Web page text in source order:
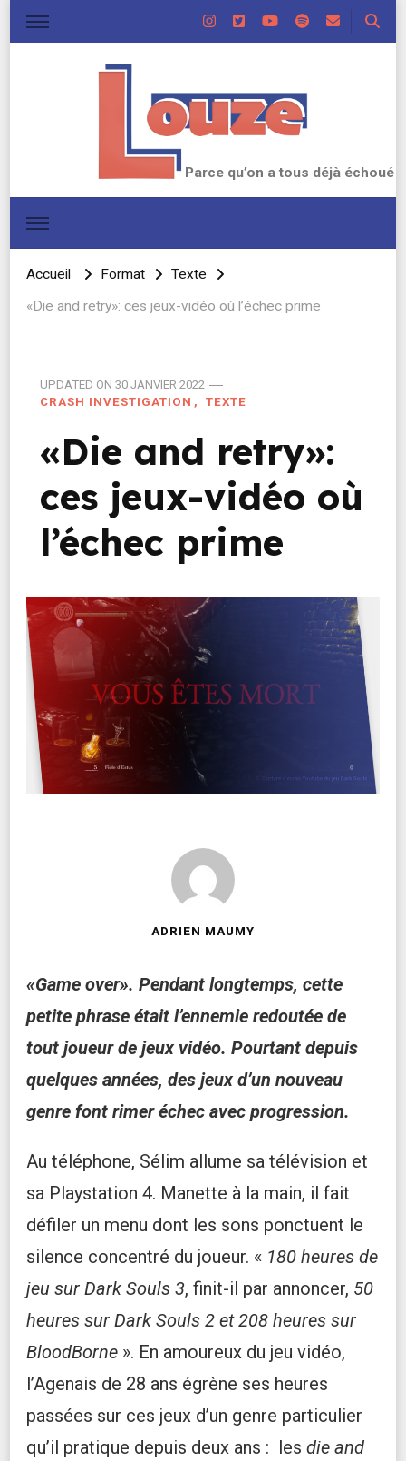
Parce qu’on a tous déjà échoué
Accueil Format
Texte
«Die and retry»: ces jeux-vidéo où l’échec prime
UPDATED ON 30 JANVIER 2022
CRASH INVESTIGATION
TEXTE
«Die and retry»:
ces jeux-vidéo où
l’échec prime
ADRIEN MAUMY
«Game over». Pendant longtemps, cette
petite phrase était l’ennemie redoutée de
tout joueur de jeux vidéo. Pourtant depuis
quelques années, des jeux d’un nouveau
genre font rimer échec avec progression.
Au téléphone, Sélim allume sa télévision et
sa Playstation 4. Manette à la main, il fait
défiler un menu dont les sons ponctuent le
silence concentré du joueur. « 180 heures de
jeu sur Dark Souls 3, finit-il par annoncer, 50
heures sur Dark Souls 2 et 208 heures sur
BloodBorne ». En amoureux du jeu vidéo,
l’Agenais de 28 ans égrène ses heures
passées sur ces jeux d’un genre particulier
qu’il pratique depuis deux ans : les die and